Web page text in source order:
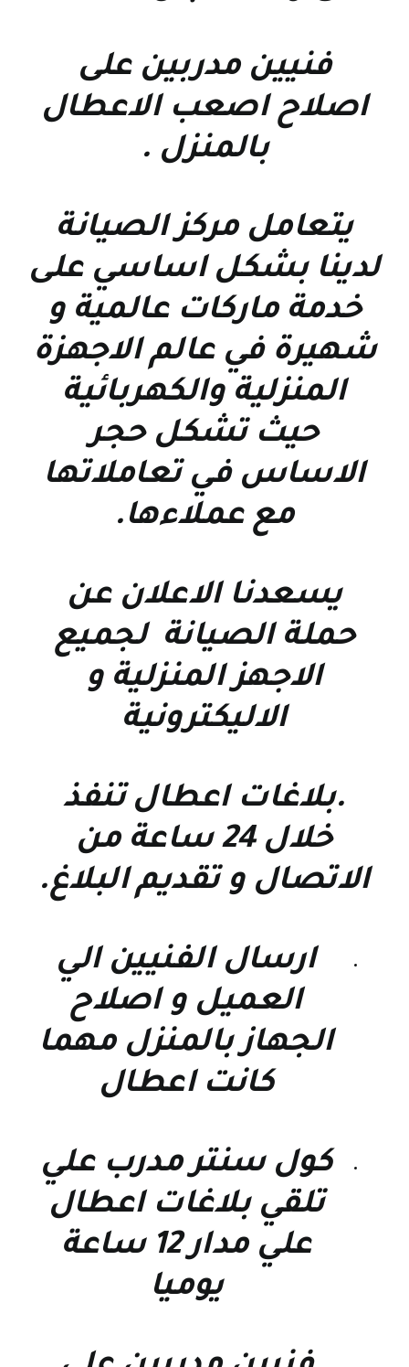
فنيين مدربين على
اصلاح اصعب الاعطال
بالمنزل .
يتعامل مركز الصيانة
لدينا بشكل اساسي على
خدمة ماركات عالمية و
شهيرة في عالم الاجهزة
المنزلية والكهربائية
حيث تشكل حجر
الاساس في تعاملاتها
مع عملاءها.
يسعدنا الاعلان عن
حملة الصيانة لجميع
الاجهز المنزلية و
الاليكترونية
.بلاغات اعطال تنفذ
خلال 24 ساعة من
الاتصال و تقديم البلاغ.
ارسال الفنيين الي
العميل و اصلاح
الجهاز بالمنزل مهما
كانت اعطال
كول سنتر مدرب علي
تلقي بلاغات اعطال
علي مدار 12 ساعة
يوميا